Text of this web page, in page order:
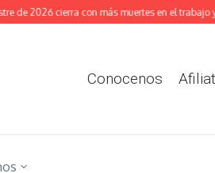
de 2026 cierra con más muertes en el trabajo y
Conocenos